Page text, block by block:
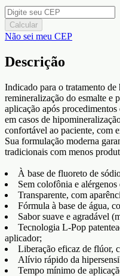
Calcular
Não sei meu CEP
Descrição
Indicado para o tratamento
remineralização do esmalte e
aplicação após
em casos de
confortável ao paciente, com
Sua formulação moderna
tradicionais com menos
À base de fluoreto de
Sem colofônia e alérgenos
Transparente, com
Fórmula à base de água,
Sabor suave e agradável
Tecnologia L-Pop
aplicador;
Liberação eficaz de flúor,
Alívio rápido da
Tempo mínimo de